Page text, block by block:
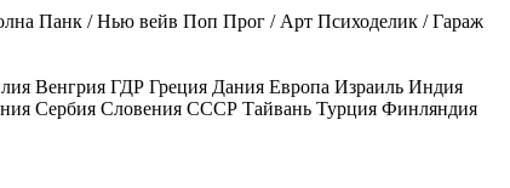
Панк / Нью вейв Поп Прог / Арт Психоделик / Гараж
Венгрия ГДР Греция Дания Европа Израиль Индия
Сербия Словения СССР Тайвань Турция Финляндия